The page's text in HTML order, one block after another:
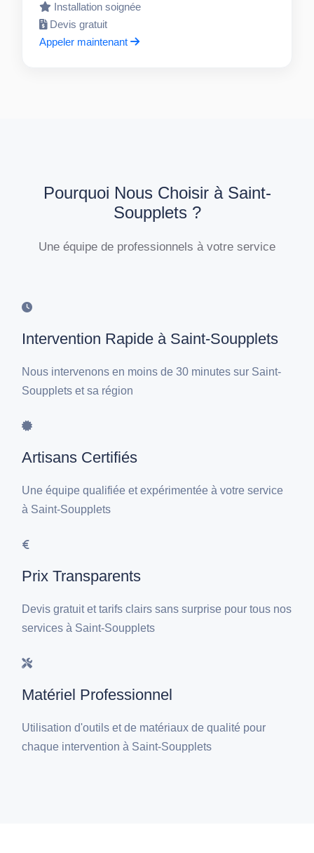
Installation soignée
Devis gratuit
Appeler maintenant
Pourquoi Nous Choisir à Saint-
Soupplets ?
Une équipe de professionnels à votre service
Intervention Rapide à Saint-Soupplets
Nous intervenons en moins de 30 minutes sur Saint-
Soupplets et sa région
Artisans Certifiés
Une équipe qualifiée et expérimentée à votre service
à Saint-Soupplets
Prix Transparents
Devis gratuit et tarifs clairs sans surprise pour tous nos
services à Saint-Soupplets
Matériel Professionnel
Utilisation d'outils et de matériaux de qualité pour
chaque intervention à Saint-Soupplets